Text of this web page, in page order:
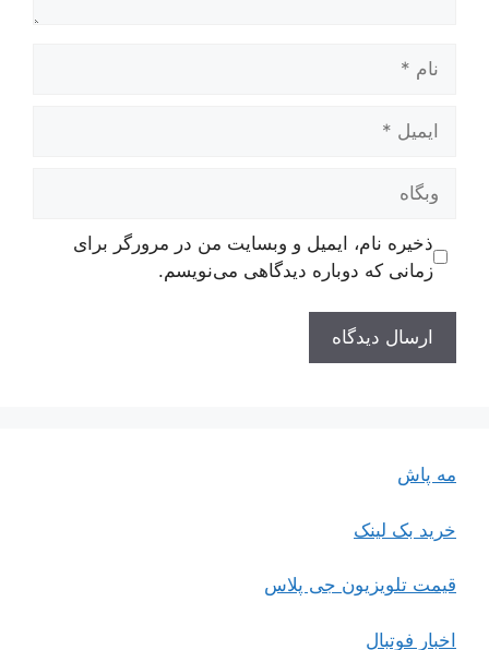
وبگاه
ذخیره نام، ایمیل و وبسایت من در مرورگر برای
زمانی که دوباره دیدگاهی می‌نویسم.
مه پاش
خرید بک لینک
قیمت تلویزیون جی پلاس
اخبار فوتبال